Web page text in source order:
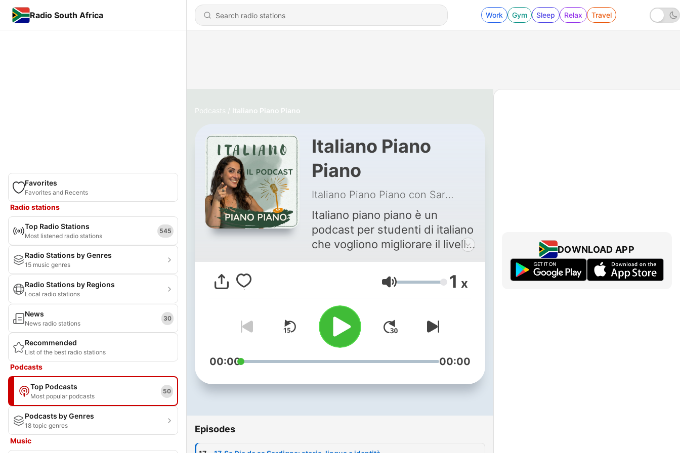
Radio South Africa Work Gym Sleep Relax Travel
Favorites
Favorites and Recents
Radio stations
Top Radio Stations
Most listened radio stations
545
Radio Stations by Genres
15 music genres
Radio Stations by Regions
Local radio stations
News
News radio stations
30
Recommended
List of the best radio stations
Podcasts
Top Podcasts
Most popular podcasts
50
Podcasts by Genres
18 topic genres
Music
Podcasts Italiano Piano Piano
Italiano Piano
Piano
Italiano Piano Piano con Sara
Italiano piano piano è un
podcast per studenti di italiano
che vogliono migliorare il livello
di italiano, ascoltando
contenuti naturali in italiano. Ed
è anche per italiani che
vogliono vedere l'Italia con
occhi diversi: i miei studenti.
Parliamo di: lingue, strategie e
trucchi per imparare le lingue,
cultura italiana e regionale, vita
storie reali e personali dei miei
sano e lontano", recita un
Volume 1 x
00:00 00:00
Episodes
DOWNLOAD APP